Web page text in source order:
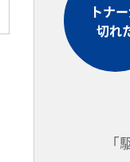
トナ
切れ